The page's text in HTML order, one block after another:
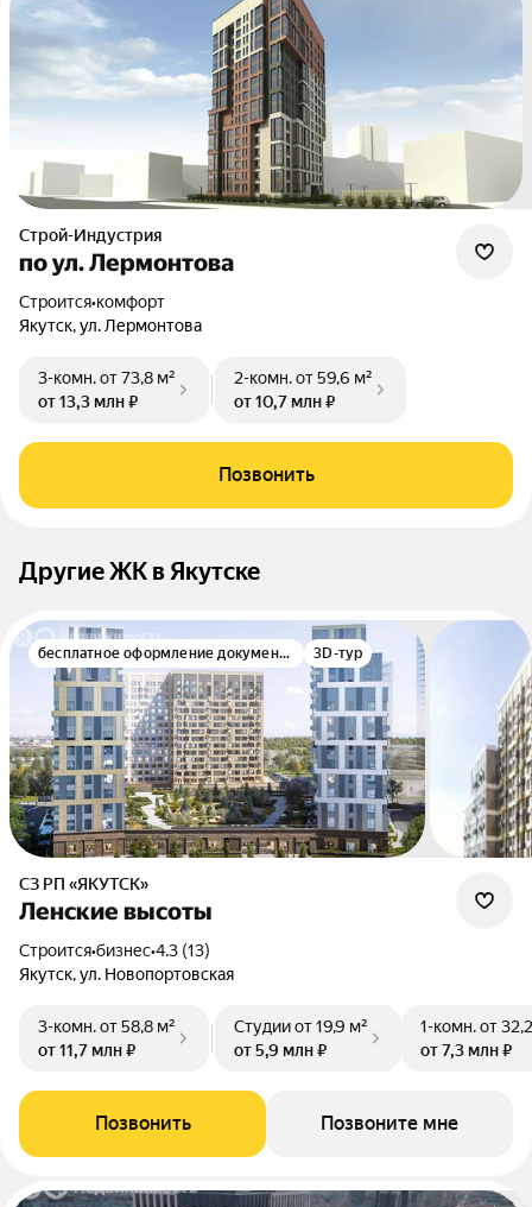
Строй-Индустрия
по ул. Лермонтова
Строится•комфорт
Якутск, ул. Лермонтова
3-комн.от 73,8 м²
от 13,3 млн ₽
2-комн.от 59,6 м²
от 10,7 млн ₽
Позвонить
Другие ЖК в Якутске
бесплатное оформление документов 3D-тур
СЗ РП «ЯКУТСК»
Ленские высоты
Строится•бизнес•4.3 (13)
Якутск, ул. Новопортовская
3-комн.от 58,8 м²
от 11,7 млн ₽
Студииот 19,9 м²
от 5,9 млн ₽
1-комн.от
от 7,3 млн ₽
Позвонить Позвоните мне